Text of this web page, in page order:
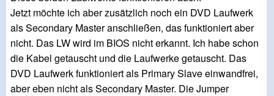
Jetzt möchte ich aber zusätzlich noch ein DVD Laufwerk
als Secondary Master anschließen, das funktioniert aber
nicht. Das LW wird im BIOS nicht erkannt. Ich habe schon
die Kabel getauscht und die Laufwerke getauscht. Das
DVD Laufwerk funktioniert als Primary Slave einwandfrei,
aber eben nicht als Secondary Master. Die Jumper